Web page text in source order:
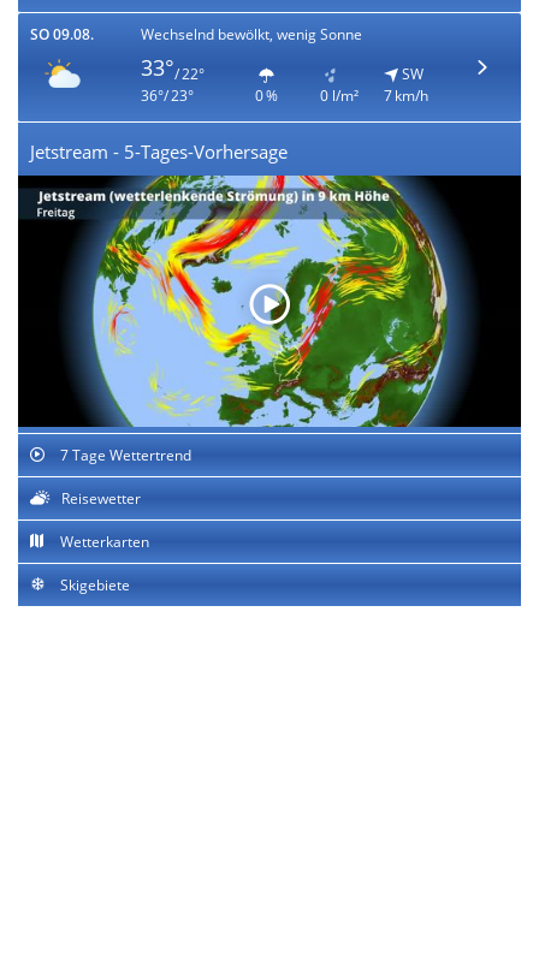
SO 09.08. Wechselnd bewölkt, wenig Sonne
33°/ 22°
36°/ 23°
0 % 0 l/m²
SW
7 km/h
Jetstream - 5-Tages-Vorhersage
7 Tage Wettertrend
Reisewetter
Wetterkarten
Skigebiete